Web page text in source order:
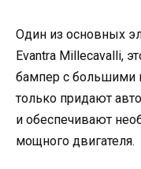
Один из основных
Evantra Millecavalli,
бампер с большими
только придают
и обеспечивают
мощного двигателя.